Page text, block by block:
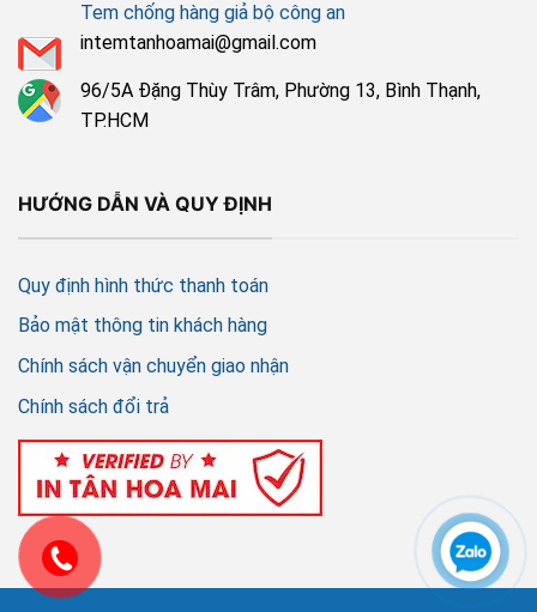
Tem chống hàng giả bộ công an
intemtanhoamai@gmail.com
96/5A Đặng Thùy Trâm, Phường 13, Bình Thạnh,
TP.HCM
HƯỚNG DẪN VÀ QUY ĐỊNH
Quy định hình thức thanh toán
Bảo mật thông tin khách hàng
Chính sách vận chuyển giao nhận
Chính sách đổi trả